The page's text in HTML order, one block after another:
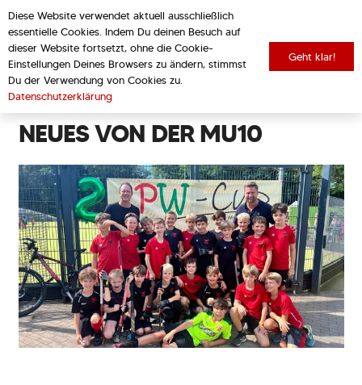
NEUES VON DER MU10
zurück zur Übersicht
Diese Website verwendet aktuell ausschließlich
essentielle Cookies. Indem Du deinen Besuch auf
dieser Website fortsetzt, ohne die Cookie-
Einstellungen Deines Browsers zu ändern, stimmst
Du der Verwendung von Cookies zu.
Datenschutzerklärung
Geht klar!